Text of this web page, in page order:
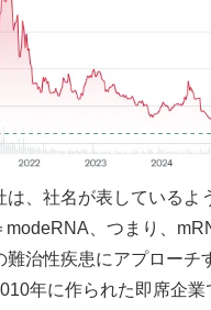
は、社名が表しているよ
modeRNA、つまり、
難治性疾患にアプローチ
年に作られた即席企業